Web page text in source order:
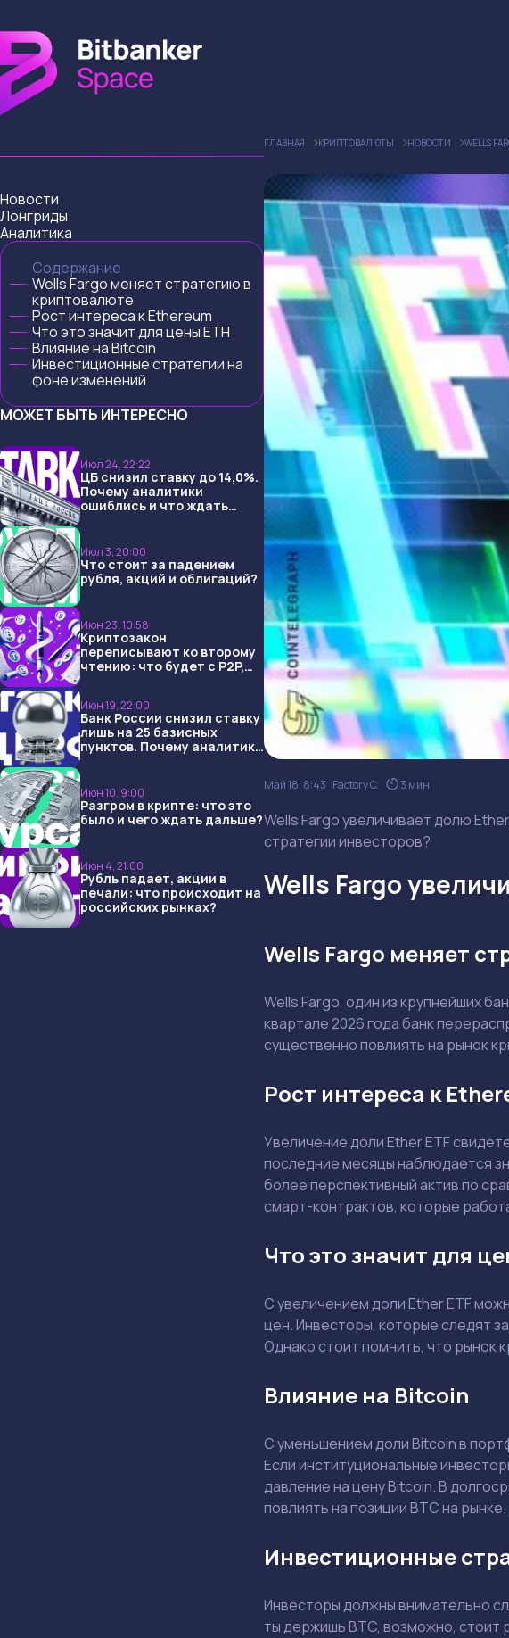
Новости
Лонгриды
Аналитика
Содержание
Wells Fargo меняет стратегию в
криптовалюте
Рост интереса к Ethereum
Что это значит для цены ETH
Влияние на Bitcoin
Инвестиционные стратегии на
фоне изменений
МОЖЕТ БЫТЬ ИНТЕРЕСНО
Июл 24, 22:22
ЦБ снизил ставку до 14,0%.
Почему аналитики
ошиблись и что ждать
Июл 3, 20:00
Что стоит за падением
рубля, акций и облигаций?
Июн 23, 10:58
Криптозакон
переписывают ко второму
чтению: что будет с P2P,
Июн 19, 22:00
Банк России снизил ставку
лишь на 25 базисных
пунктов. Почему аналитики
Июн 10, 9:00
Разгром в крипте: что это
было и чего ждать дальше?
Июн 4, 21:00
Рубль падает, акции в
печали: что происходит на
российских рынках?
ГЛАВНАЯ КРИПТОВАЛЮТЫ НОВОСТИ WELLS
Май 18, 8:43 Factory C. 3 мин
Wells Fargo увеличивает долю
стратегии инвесторов?
Wells Fargo
Wells Fargo меняет
Wells Fargo, один из крупнейших
квартале 2026 года банк
существенно повлиять на рынок
Рост интереса к
Увеличение доли Ether ETF
последние месяцы наблюдается
более перспективный актив по
смарт-контрактов, которые
Что это значит для
С увеличением доли Ether ETF
цен. Инвесторы, которые следят
Однако стоит помнить, что рынок
Влияние на Bitcoin
С уменьшением доли Bitcoin в
Если институциональные
давление на цену Bitcoin. В
повлиять на позиции BTC на рынке.
Инвестиционные
Инвесторы должны внимательно
ты держишь BTC, возможно, стоит
Задать
Выбрать
Даю согласие на